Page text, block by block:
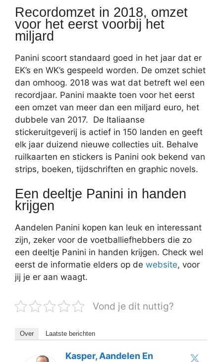
Recordomzet in 2018, omzet
voor het eerst voorbij het
miljard
Panini scoort standaard goed in het jaar dat er
EK’s en WK’s gespeeld worden. De omzet schiet
dan omhoog. 2018 was wat dat betreft wel een
recordjaar. Panini maakte toen voor het eerst
een omzet van meer dan een miljard euro, het
dubbele van 2017. De Italiaanse
stickeruitgeverij is actief in 150 landen en geeft
elk jaar duizend nieuwe collecties uit. Behalve
ruilkaarten en stickers is Panini ook bekend van
strips, boeken, tijdschriften en graphic novels.
Een deeltje Panini in handen
krijgen
Aandelen Panini kopen kan leuk en interessant
zijn, zeker voor de voetballiefhebbers die zo
een deeltje Panini in handen krijgen. Check wel
eerst de informatie elders op de website, voor
jij je er aan waagt.
Vond je dit nuttig?
Over Laatste berichten
Kasper, Aandelen En